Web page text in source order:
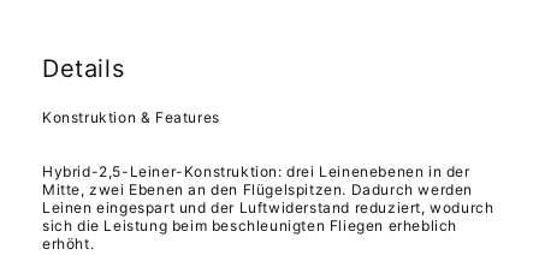
Details
Konstruktion & Features
Hybrid-2,5-Leiner-Konstruktion: drei Leinenebenen in der
Mitte, zwei Ebenen an den Flügelspitzen. Dadurch werden
Leinen eingespart und der Luftwiderstand reduziert, wodurch
sich die Leistung beim beschleunigten Fliegen erheblich
erhöht.